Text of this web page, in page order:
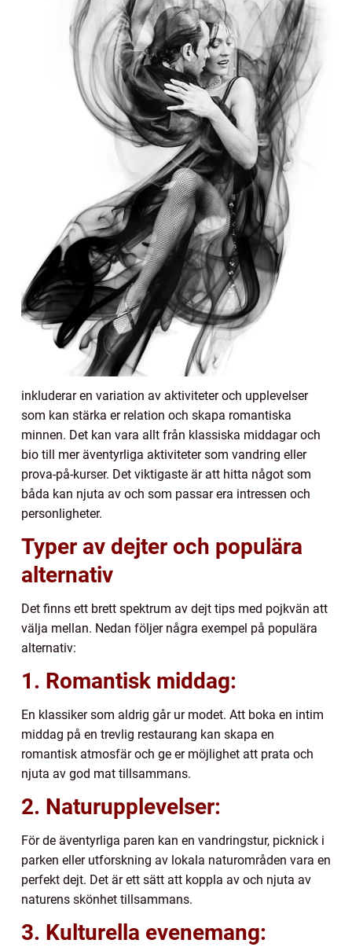
inkluderar en variation av aktiviteter och upplevelser
som kan stärka er relation och skapa romantiska
minnen. Det kan vara allt från klassiska middagar och
bio till mer äventyrliga aktiviteter som vandring eller
prova-på-kurser. Det viktigaste är att hitta något som
båda kan njuta av och som passar era intressen och
personligheter.
Typer av dejter och populära
alternativ
Det finns ett brett spektrum av dejt tips med pojkvän att
välja mellan. Nedan följer några exempel på populära
alternativ:
1. Romantisk middag:
En klassiker som aldrig går ur modet. Att boka en intim
middag på en trevlig restaurang kan skapa en
romantisk atmosfär och ge er möjlighet att prata och
njuta av god mat tillsammans.
2. Naturupplevelser:
För de äventyrliga paren kan en vandringstur, picknick i
parken eller utforskning av lokala naturområden vara en
perfekt dejt. Det är ett sätt att koppla av och njuta av
naturens skönhet tillsammans.
3. Kulturella evenemang: